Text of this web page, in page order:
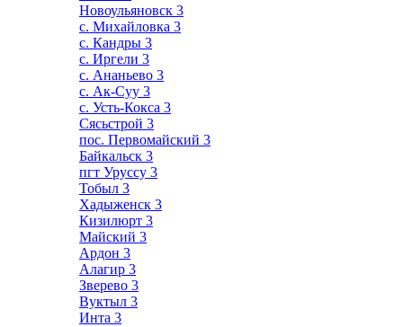
Новоульяновск 3
с. Михайловка 3
с. Кандры 3
с. Иргели 3
с. Ананьево 3
с. Ак-Суу 3
с. Усть-Кокса 3
Сясьстрой 3
пос. Первомайский 3
Байкальск 3
пгт Уруссу 3
Тобыл 3
Хадыженск 3
Кизилюрт 3
Майский 3
Ардон 3
Алагир 3
Зверево 3
Вуктыл 3
Инта 3